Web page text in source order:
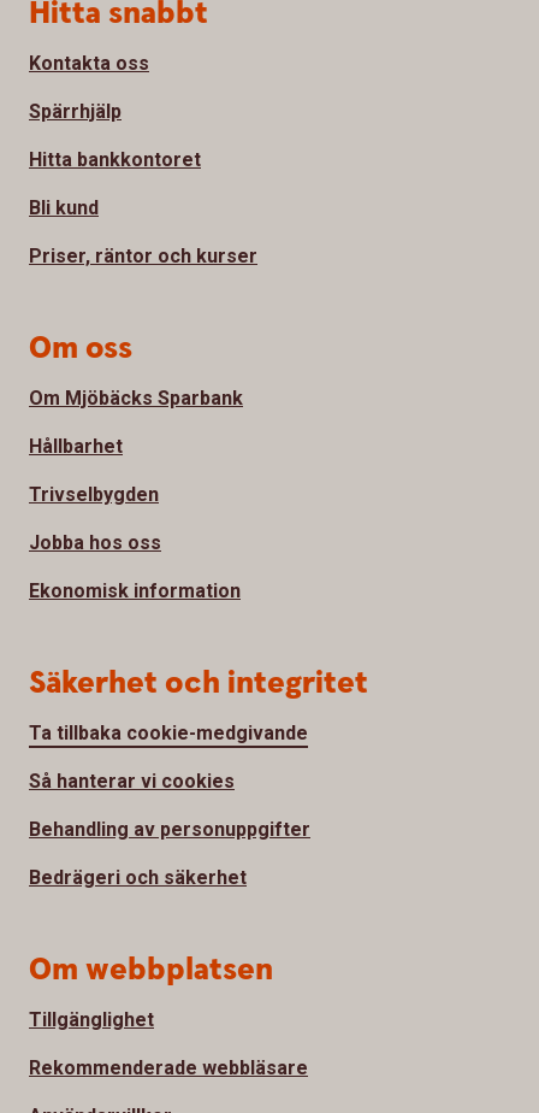
Hitta snabbt
Kontakta oss
Spärrhjälp
Hitta bankkontoret
Bli kund
Priser, räntor och kurser
Om oss
Om Mjöbäcks Sparbank
Hållbarhet
Trivselbygden
Jobba hos oss
Ekonomisk information
Säkerhet och integritet
Ta tillbaka cookie-medgivande
Så hanterar vi cookies
Behandling av personuppgifter
Bedrägeri och säkerhet
Om webbplatsen
Tillgänglighet
Rekommenderade webbläsare